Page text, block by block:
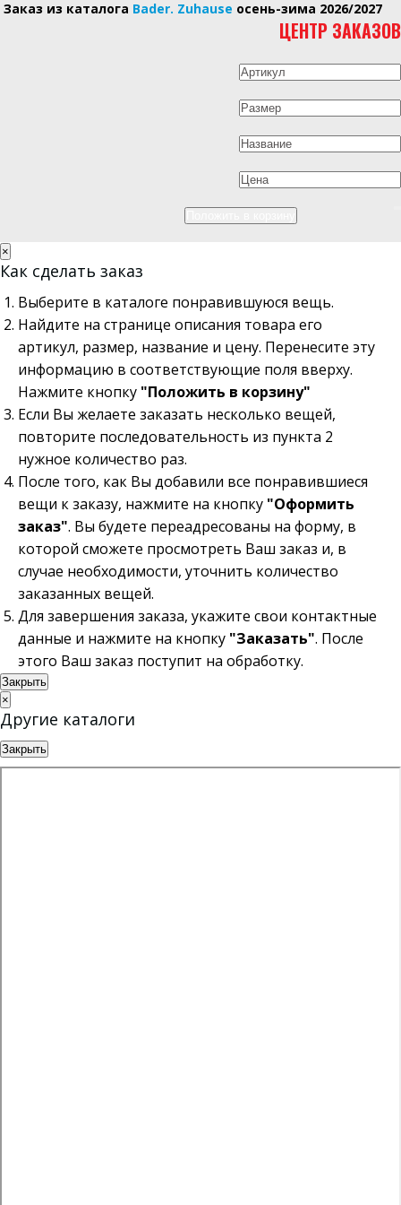
Заказ из каталога Bader. Zuhause осень-зима 2026/2027
ЦЕНТР ЗАКАЗОВ
×
Как сделать заказ
Выберите в каталоге понравившуюся вещь.
Найдите на странице описания товара его
артикул, размер, название и цену. Перенесите эту
информацию в соответствующие поля вверху.
Нажмите кнопку "Положить в корзину"
Если Вы желаете заказать несколько вещей,
повторите последовательность из пункта 2
нужное количество раз.
После того, как Вы добавили все понравившиеся
вещи к заказу, нажмите на кнопку "Оформить
заказ". Вы будете переадресованы на форму, в
которой сможете просмотреть Ваш заказ и, в
случае необходимости, уточнить количество
заказанных вещей.
Для завершения заказа, укажите свои контактные
данные и нажмите на кнопку "Заказать". После
этого Ваш заказ поступит на обработку.
Закрыть
×
Другие каталоги
Закрыть